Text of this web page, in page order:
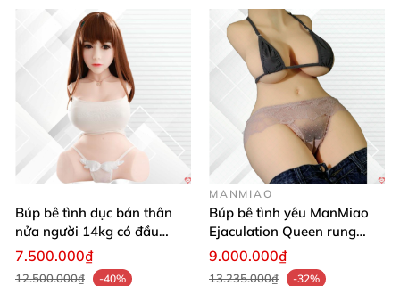
Búp bê tình dục bán thân
nửa người 14kg có đầu
khuôn mặt xinh đẹp
7.500.000₫
12.500.000₫
-40%
MANMIAO
Búp bê tình yêu ManMiao
Ejaculation Queen rung
cảm biến sưởi ấm phun
nước thông minh
9.000.000₫
13.235.000₫
-32%